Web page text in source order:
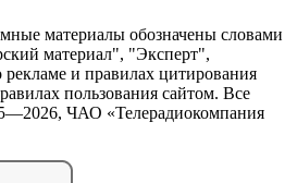
материалы обозначены словами
материал", "Эксперт",
и правилах цитирования
пользования сайтом. Все
2026, ЧАО «Телерадиокомпания